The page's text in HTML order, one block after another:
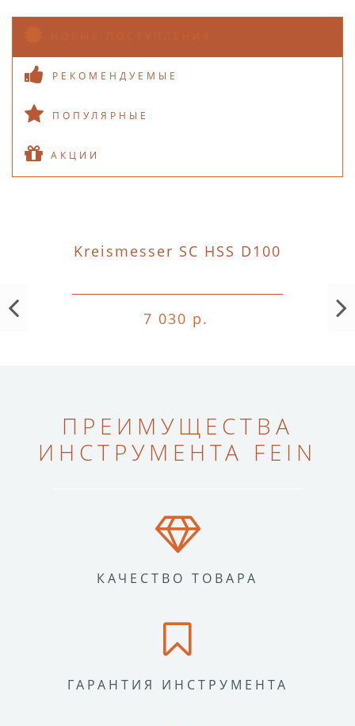
РЕКОМЕНДУЕМЫЕ
ПОПУЛЯРНЫЕ
АКЦИИ
Kreismesser SC HSS D100
7 030 р.
ПРЕИМУЩЕСТВА
ИНСТРУМЕНТА FEIN
КАЧЕСТВО ТОВАРА
ГАРАНТИЯ ИНСТРУМЕНТА